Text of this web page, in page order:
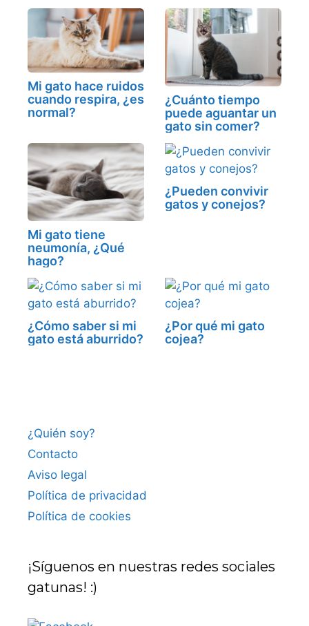
Mi gato hace ruidos
cuando respira, ¿es
normal?
¿Cuánto tiempo
puede aguantar un
gato sin comer?
Mi gato tiene
neumonía, ¿Qué
hago?
¿Pueden convivir
gatos y conejos?
¿Cómo saber si mi
gato está aburrido?
¿Por qué mi gato
cojea?
¿Quién soy?
Contacto
Aviso legal
Política de privacidad
Política de cookies
¡Síguenos en nuestras redes sociales
gatunas! :)